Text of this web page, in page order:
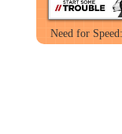
Need for